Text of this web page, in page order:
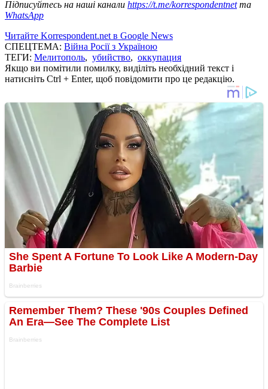
Підписуйтесь на наші канали https://t.me/korrespondentnetта
WhatsApp
Читайте Korrespondent.net в Google News
СПЕЦТЕМА: Війна Росії з Україною
ТЕГИ: Мелитополь, убийство, оккупация
Якщо ви помітили помилку, виділіть необхідний текст і
натисніть Ctrl + Enter, щоб повідомити про це редакцію.